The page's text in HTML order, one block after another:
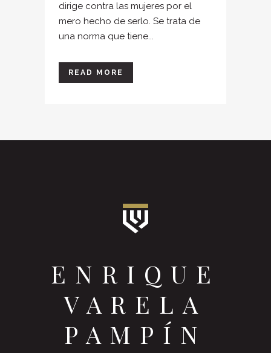
dirige contra las mujeres por el
mero hecho de serlo. Se trata de
una norma que tiene...
READ MORE
ENRIQUE
VARELA
PAMPÍN